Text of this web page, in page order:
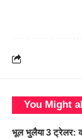
You Might
भूल भुलैया 3 ट्रेलर: